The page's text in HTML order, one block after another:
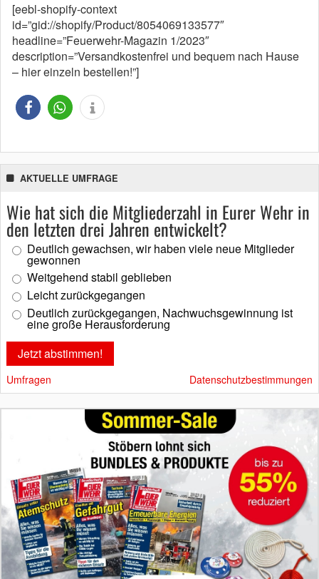
[eebl-shopify-context
id=”gid://shopify/Product/8054069133577″
headline=”Feuerwehr-Magazin 1/2023″
description=”Versandkostenfrei und bequem nach Hause
– hier einzeln bestellen!”]
AKTUELLE UMFRAGE
Wie hat sich die Mitgliederzahl in Eurer Wehr in
den letzten drei Jahren entwickelt?
Deutlich gewachsen, wir haben viele neue Mitglieder
gewonnen
Weitgehend stabil geblieben
Leicht zurückgegangen
Deutlich zurückgegangen, Nachwuchsgewinnung ist
eine große Herausforderung
Umfragen Datenschutzbestimmungen